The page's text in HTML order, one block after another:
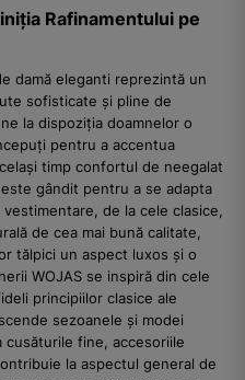
Rafinamentului pe
damă eleganti reprezintă un
sofisticate și pline de
la dispoziția doamnelor o
pentru a accentua
timp confortul de neegalat
gândit pentru a se adapta
de la cele clasice,
de cea mai bună calitate,
tălpici un aspect luxos și o
WOJAS se inspiră din cele
principiilor clasice ale
sezoanele și modei
fine, accesoriile
la aspectul general de